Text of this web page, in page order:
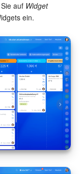
auf Widget
ein.